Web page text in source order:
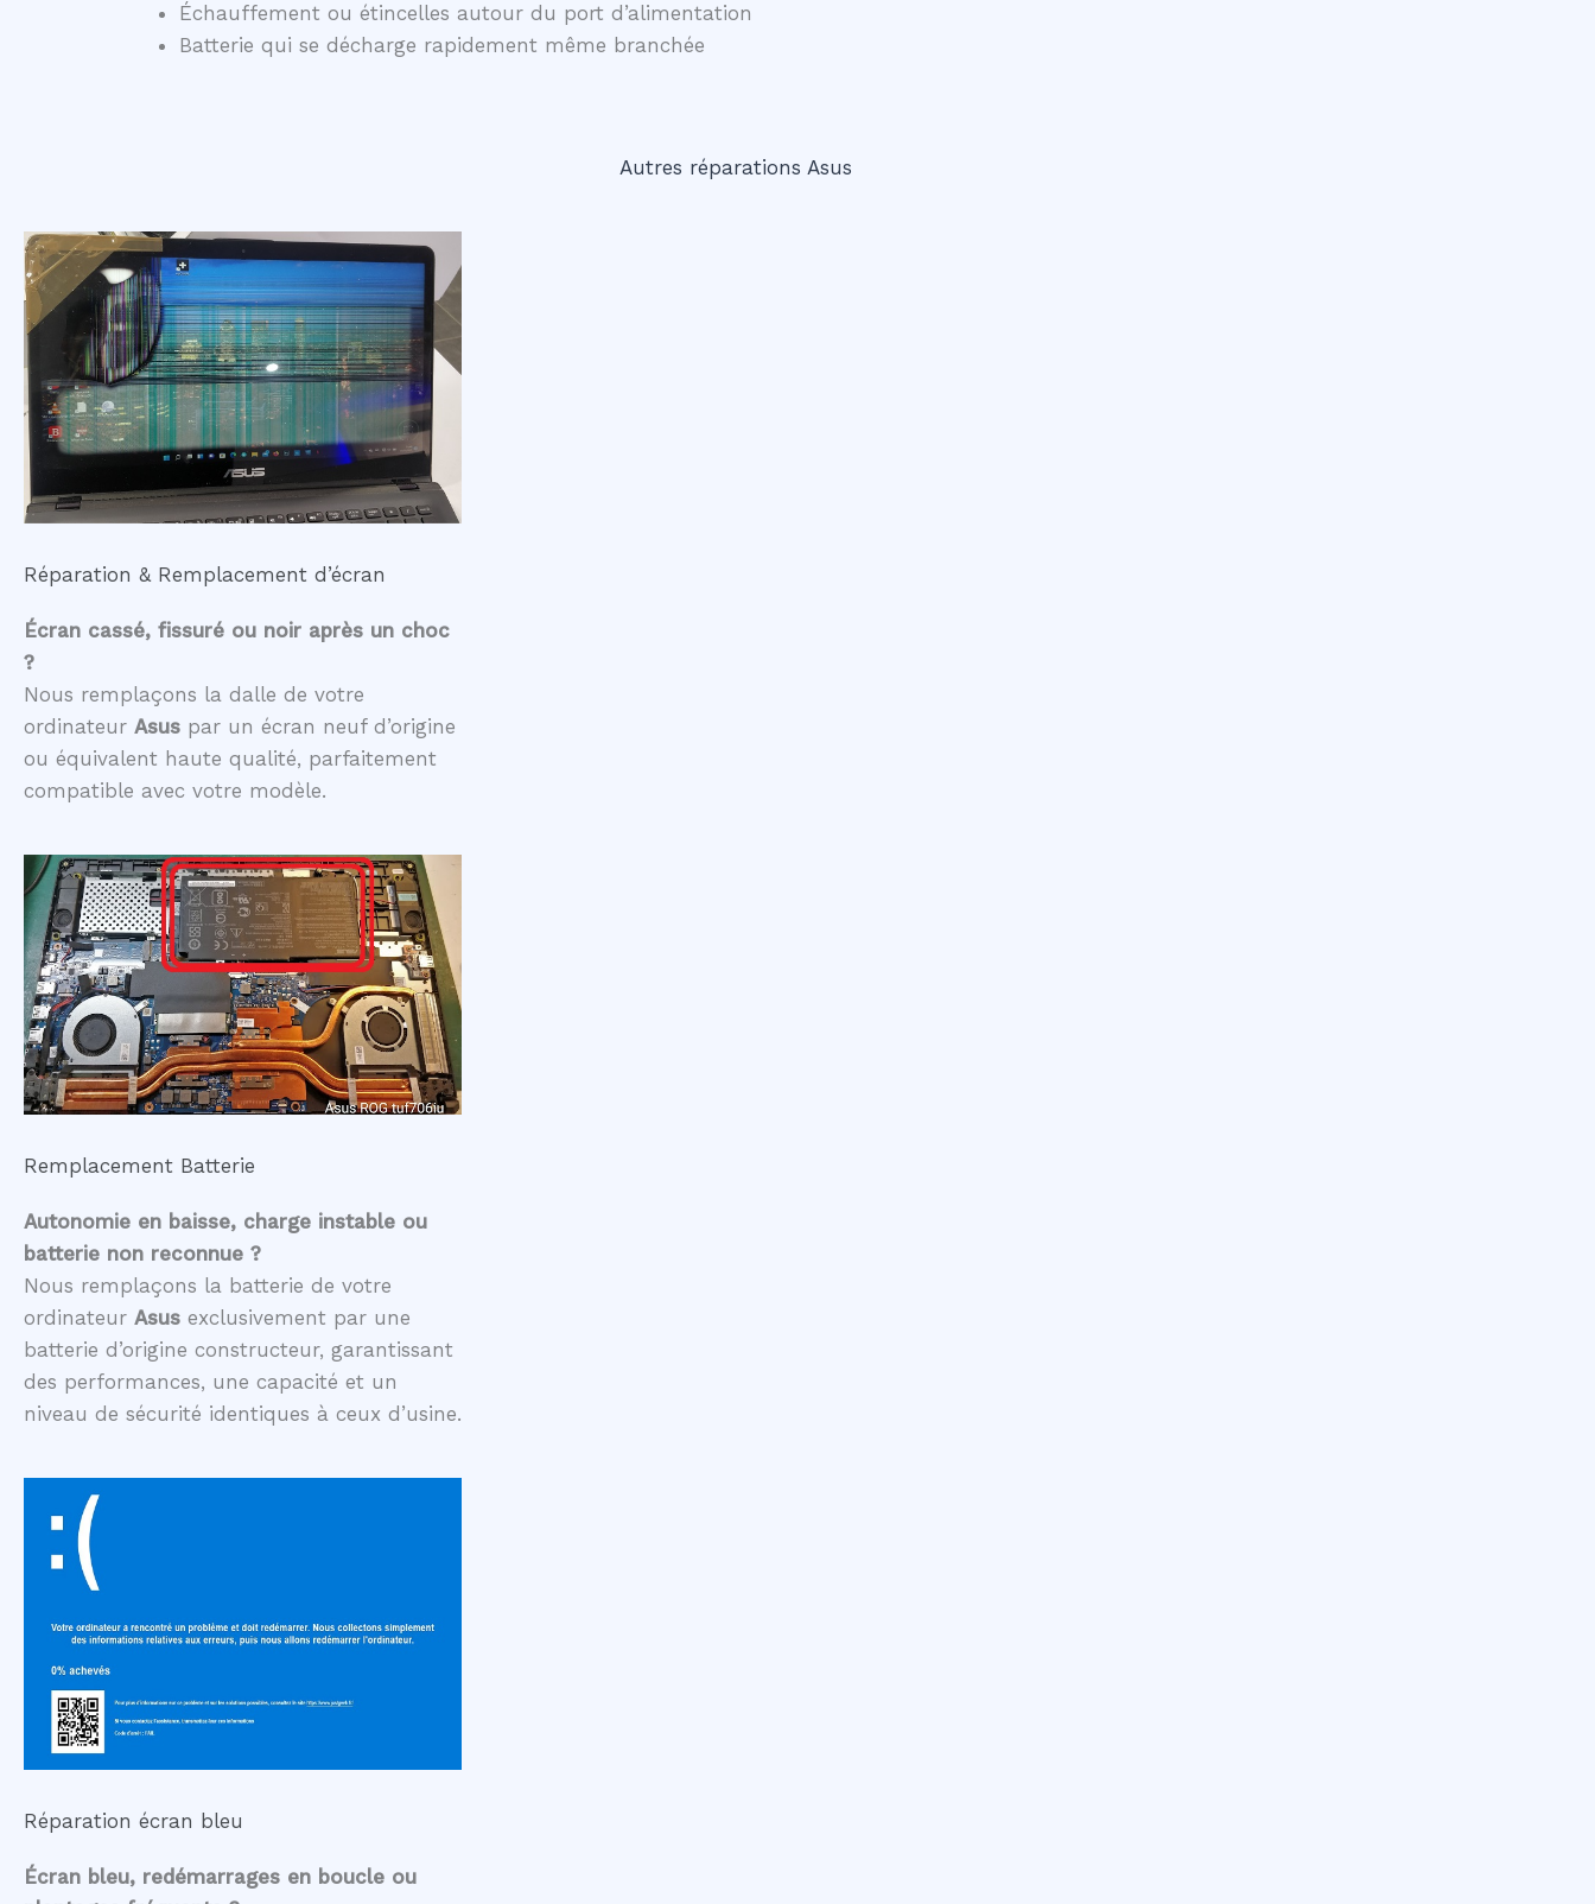
Échauffement ou étincelles autour du port d’alimentation
Batterie qui se décharge rapidement même branchée
Autres réparations Asus
Réparation & Remplacement d’écran
Écran cassé, fissuré ou noir après un choc
?
Nous remplaçons la dalle de votre
ordinateur Asus par un écran neuf d’origine
ou équivalent haute qualité, parfaitement
compatible avec votre modèle.
Remplacement Batterie
Autonomie en baisse, charge instable ou
batterie non reconnue ?
Nous remplaçons la batterie de votre
ordinateur Asus exclusivement par une
batterie d’origine constructeur, garantissant
des performances, une capacité et un
niveau de sécurité identiques à ceux d’usine.
Réparation écran bleu
Écran bleu, redémarrages en boucle ou